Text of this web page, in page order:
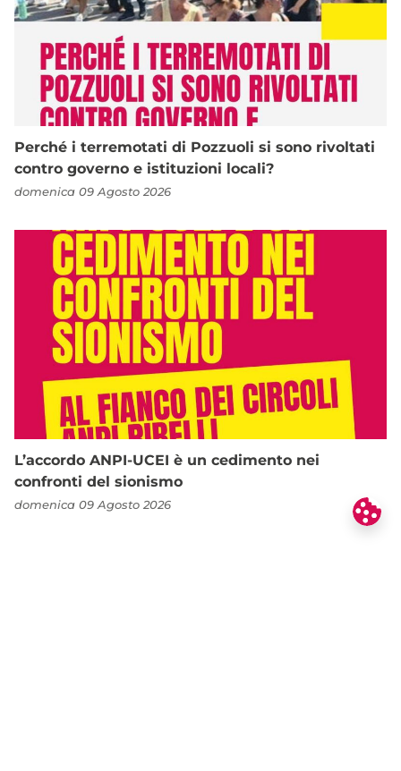
Perché i terremotati di Pozzuoli si sono rivoltati
contro governo e istituzioni locali?
domenica 09 Agosto 2026
L’accordo ANPI-UCEI è un cedimento nei
confronti del sionismo
domenica 09 Agosto 2026